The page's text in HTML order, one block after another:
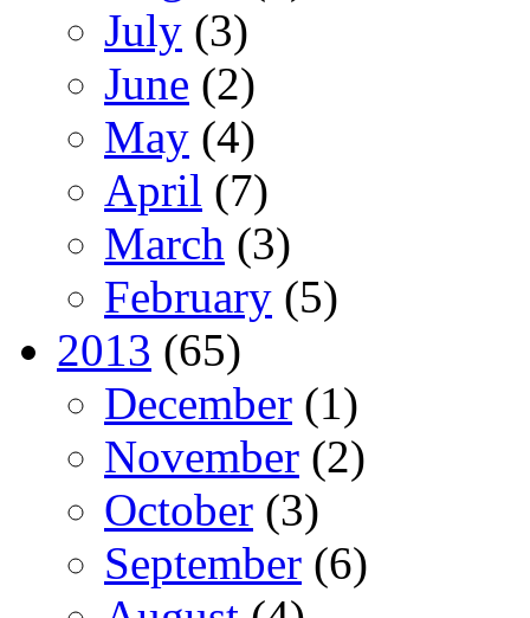
July (3)
June (2)
May (4)
April (7)
March (3)
February (5)
2013 (65)
December (1)
November (2)
October (3)
September (6)